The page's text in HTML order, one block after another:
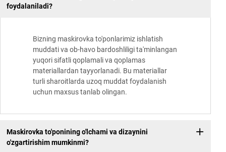
foydalaniladi?
Bizning maskirovka to'ponlarimiz ishlatish
muddati va ob-havo bardoshliligi ta'minlangan
yuqori sifatli qoplamali va qoplamas
materiallardan tayyorlanadi. Bu materiallar
turli sharoitlarda uzoq muddat foydalanish
uchun maxsus tanlab olingan.
Maskirovka to'ponining o'lchami va dizaynini
o'zgartirishim mumkinmi?